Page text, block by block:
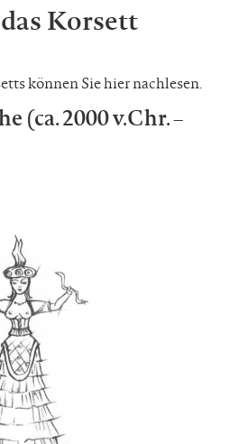
Korsett
können Sie hier nachlesen.
(ca. 2000 v.Chr. –